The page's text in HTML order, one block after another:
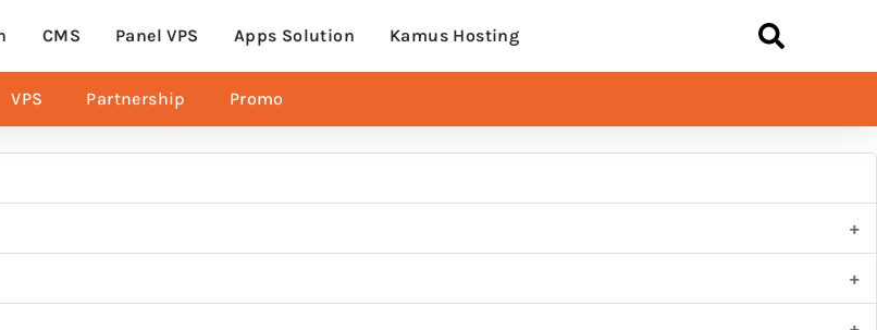
CMS Panel VPS Apps Solution Kamus Hosting
VPS Partnership Promo